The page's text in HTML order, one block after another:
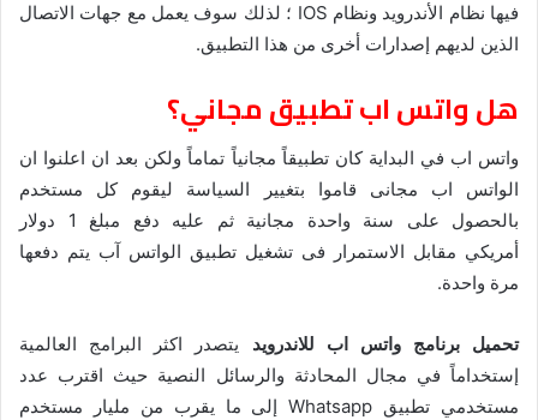
فيها نظام الأندرويد ونظام IOS ؛ لذلك سوف يعمل مع جهات الاتصال
الذين لديهم إصدارات أخرى من هذا التطبيق.
هل واتس اب تطبيق مجاني؟
واتس اب في البداية كان تطبيقاً مجانياً تماماً ولكن بعد ان اعلنوا ان
الواتس اب مجانى قاموا بتغيير السياسة ليقوم كل مستخدم
بالحصول على سنة واحدة مجانية ثم عليه دفع مبلغ 1 دولار
أمريكي مقابل الاستمرار فى تشغيل تطبيق الواتس آب يتم دفعها
مرة واحدة.
تحميل برنامج واتس اب للاندرويد يتصدر اكثر البرامج العالمية
إستخداماً في مجال المحادثة والرسائل النصية حيث اقترب عدد
مستخدمي تطبيق Whatsapp إلى ما يقرب من مليار مستخدم